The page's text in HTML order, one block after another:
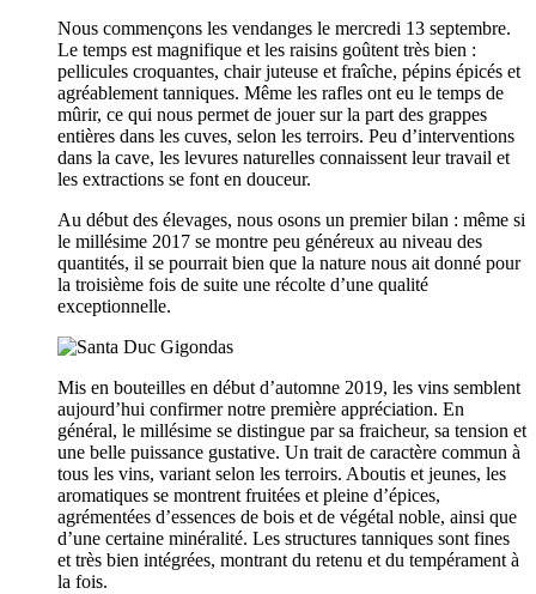
Nous commençons les vendanges le mercredi 13 septembre.
Le temps est magnifique et les raisins goûtent très bien :
pellicules croquantes, chair juteuse et fraîche, pépins épicés et
agréablement tanniques. Même les rafles ont eu le temps de
mûrir, ce qui nous permet de jouer sur la part des grappes
entières dans les cuves, selon les terroirs. Peu d’interventions
dans la cave, les levures naturelles connaissent leur travail et
les extractions se font en douceur.
Au début des élevages, nous osons un premier bilan : même si
le millésime 2017 se montre peu généreux au niveau des
quantités, il se pourrait bien que la nature nous ait donné pour
la troisième fois de suite une récolte d’une qualité
exceptionnelle.
Mis en bouteilles en début d’automne 2019, les vins semblent
aujourd’hui confirmer notre première appréciation. En
général, le millésime se distingue par sa fraicheur, sa tension et
une belle puissance gustative. Un trait de caractère commun à
tous les vins, variant selon les terroirs. Aboutis et jeunes, les
aromatiques se montrent fruitées et pleine d’épices,
agrémentées d’essences de bois et de végétal noble, ainsi que
d’une certaine minéralité. Les structures tanniques sont fines
et très bien intégrées, montrant du retenu et du tempérament à
la fois.